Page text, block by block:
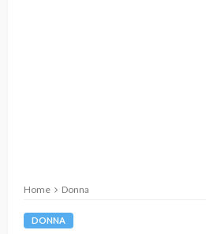
Home Donna
DONNA